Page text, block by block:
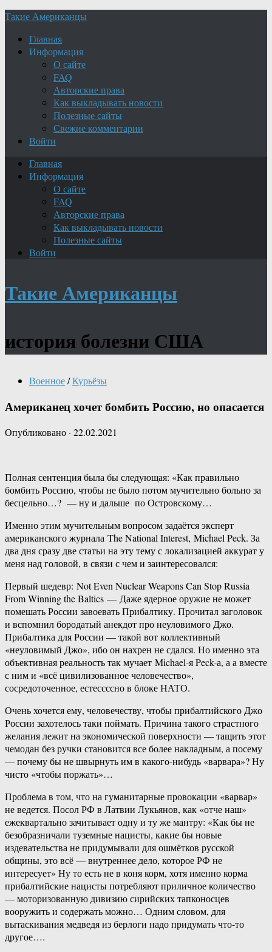
Такие Американцы
Главная
Информация
О сайте
FAQ
Авторские права
Как выкладывать новости
Полезные сайты
Свежие комментарии
Войти
Главная
Информация
О сайте
FAQ
Авторские права
Как выкладывать новости
Полезные сайты
Войти
Такие Американцы
история болезни США
Военное/Курьёзы
Американец хочет бомбить Россию, но опасается
Опубликовано · 22.02.2021
Полная сентенция была бы следующая: «Как правильно
бомбить Россию, чтобы не было потом мучительно больно за
бесцельно…? — ну и дальше по Островскому…
Именно этим мучительным вопросом задаётся эксперт
американского журнала The National Interest, Michael Peck. За
два дня сразу две статьи на эту тему с локализацией аккурат у
меня над головой, в связи с чем и заинтересовался:
Первый шедевр: Not Even Nuclear Weapons Can Stop Russia
From Winning the Baltics — Даже ядерное оружие не может
помешать России завоевать Прибалтику. Прочитал заголовок
и вспомнил бородатый анекдот про неуловимого Джо.
Прибалтика для России — такой вот коллективный
«неуловимый Джо», ибо он нахрен не сдался. Но именно эта
объективная реальность так мучает Michael-​я Peck-​а, а а вместе
с ним и «всё цивилизованное человечество»,
сосредоточенное, естессссно в блоке НАТО.
Очень хочется ему, человечеству, чтобы прибалтийского Джо
России захотелось таки поймать. Причина такого страстного
желания лежит на экономической поверхности — тащить этот
чемодан без ручки становится все более накладным, а посему
— почему бы не швырнуть им в какого-​нибудь «варвара»? Ну
чисто «чтобы поржать»…
Проблема в том, что на гуманитарные провокации «варвар»
не ведется. Посол РФ в Латвии Лукьянов, как «отче наш»
ежеквартально зачитывает одну и ту же мантру: «Как бы не
безобразничали туземные нацисты, какие бы новые
издевательства не придумывали для ошмётков русской
общины, это всё — внутреннее дело, которое РФ не
интересует» Ну то есть не в коня корм, хотя именно корма
прибалтийские нацисты потребляют приличное количество
— моторизованную дивизию сирийских тапконосцев
вооружить и содержать можно… Одним словом, для
вытаскивания медведя из берлоги надо придумать что-​то
другое….